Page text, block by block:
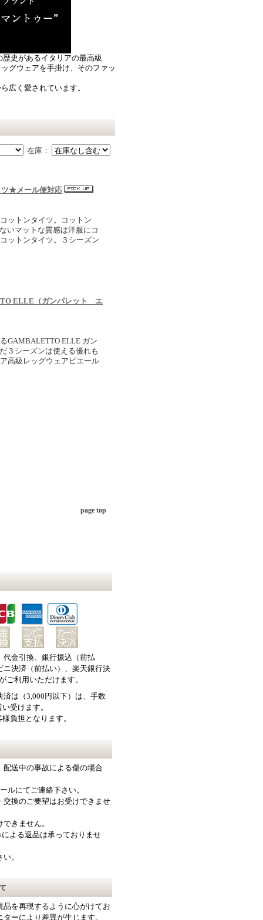
史があるイタリアの最高級
グウェアを手掛け、そのファッ
広く愛されています。
在庫：
ツ★メール便対応
ットンタイツ。コットン
いマットな質感は洋服にコ
ットンタイツ。３シーズン
ELLE（ガンバレット エ
GAMBALETTO ELLE ガン
３シーズンは使える優れも
高級レッグウェアピエール
page top
代金引換、銀行振込（前払
ニ決済（前払い）、楽天銀行決
ご利用いただけます。
は（3,000円以下）は、手数
受けます。
負担となります。
配送中の事故による傷の場合
ルにてご連絡下さい。
交換のご要望はお受けできませ
きません。
よる返品は承っておりませ
。
品を再現するように心がけてお
ーにより差異が生じます。